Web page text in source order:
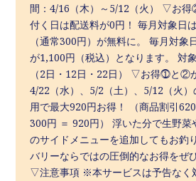
間：4/16（木）～5/12（火） ▽お
付く日は配送料が0円！ 毎月対象日
（通常300円）が無料に。 毎月対象
が1,100円（税込）となります。 対
（2日・12日・22日） ▽お得⓵と②
4/22（水）、5/2（土）、5/12（火
用で最大920円お得！ （商品割引
300円 ＝ 920円） 浮いた分で生野菜
のサイドメニューを追加してもお釣
バリーならではの圧倒的なお得をぜ
▽注意事項 ※本サービスは予告なく